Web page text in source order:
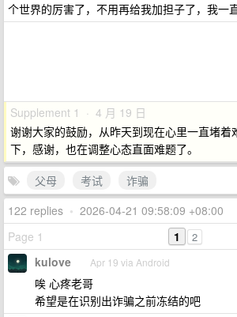
个世界的厉害了，不用再给我加担子了，我一
Supplement 1 · 4 月 19 日
谢谢大家的鼓励，从昨天到现在心里一直堵着
下，感谢，也在调整心态直面难题了。
父母
考试
诈骗
122 replies • 2026-04-21 09:58:09 +08:00
Page 1
1 2
kulove Apr 19 via Android
唉 心疼老哥
希望是在识别出诈骗之前冻结的吧